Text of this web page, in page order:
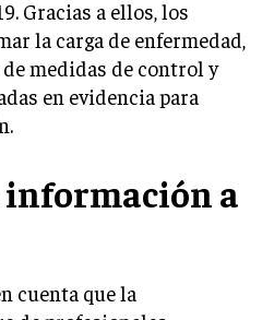
Gracias a ellos, los
la carga de enfermedad,
medidas de control y
en evidencia para
a
cuenta que la